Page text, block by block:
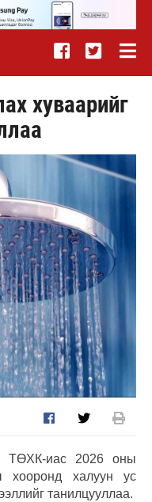
хуваарийг
ТӨХК-иас 2026 оны
хооронд халуун ус
танилцууллаа.